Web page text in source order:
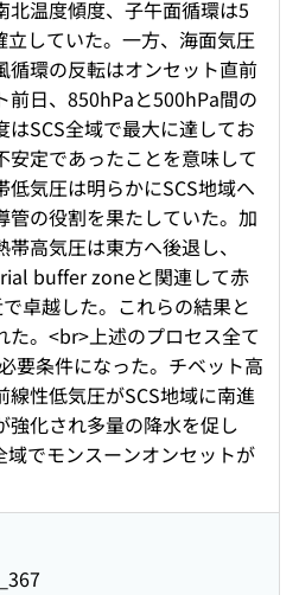
北温度傾度、子午面循環は5
立していた。一方、海面気圧
循環の反転はオンセット直前
前日、850hPaと500hPa間の
SCS全域で最大に達してお
安定であったことを意味して
低気圧は明らかにSCS地域へ
管の役割を果たしていた。加
高気圧は東方へ後退し、
buffer zoneと関連して赤
卓越した。これらの結果と
た。<br>上述のプロセス全て
要条件になった。チベット高
性低気圧がSCS地域に南進
強化され多量の降水を促し
域でモンスーンオンセットが